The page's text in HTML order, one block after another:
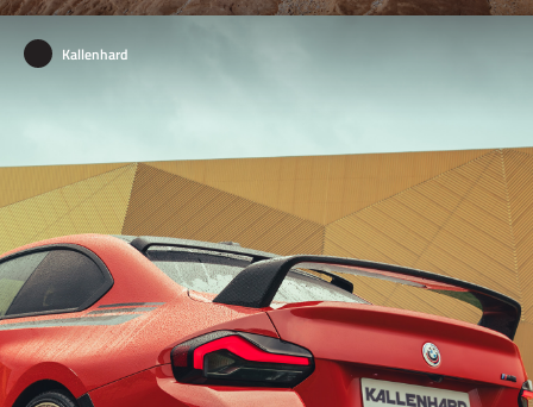
Kallenhard